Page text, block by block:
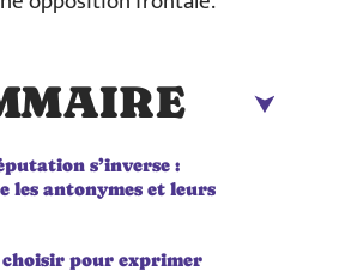
s’inverse :
les antonymes et leurs
choisir pour exprimer